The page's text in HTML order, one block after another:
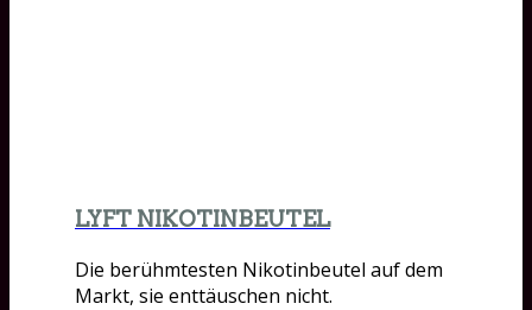
LYFT NIKOTINBEUTEL
Die berühmtesten Nikotinbeutel auf dem
Markt, sie enttäuschen nicht.